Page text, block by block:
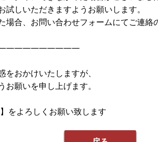
しいただきますようお願いします。
場合、お問い合わせフォームにてご連絡
おかけいたしますが、
願いを申し上げます。
をよろしくお願い致します